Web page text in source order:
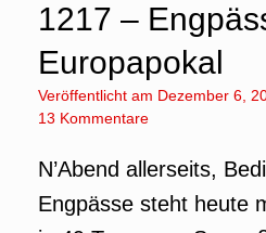
1217 –
Europapokal
Veröffentlicht am Dezember 6,
13 Kommentare
N’Abend allerseits,
Engpässe steht heute